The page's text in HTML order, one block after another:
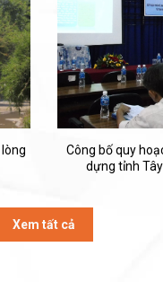
Công bố quy
dựng tỉnh
Xem tất cả